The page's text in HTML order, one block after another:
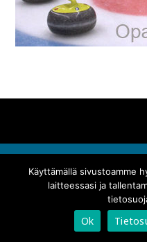
Theme
Puulaakisarja
Käyttämällä sivustoamme
laitteessasi ja
Ok